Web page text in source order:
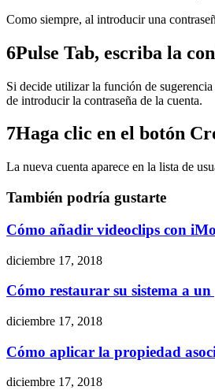
Como siempre, al introducir una
6Pulse Tab, escriba la
Si decide utilizar la función de
de introducir la contraseña de la cuenta.
7Haga clic en el botón
La nueva cuenta aparece en la lista de
También podría gustarte
Cómo añadir videoclips con
diciembre 17, 2018
Cómo restaurar su sistema a
diciembre 17, 2018
Cómo aplicar la propiedad
diciembre 17, 2018